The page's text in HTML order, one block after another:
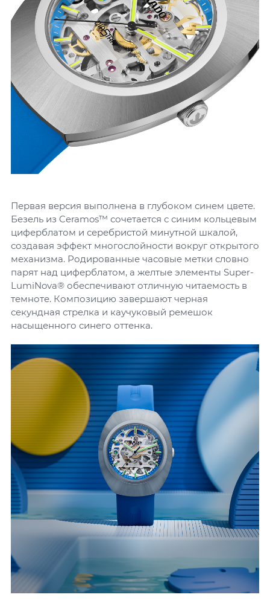
Первая версия выполнена в глубоком синем цвете.
Безель из Ceramos™ сочетается с синим кольцевым
циферблатом и серебристой минутной шкалой,
создавая эффект многослойности вокруг открытого
механизма. Родированные часовые метки словно
парят над циферблатом, а желтые элементы Super-
LumiNova® обеспечивают отличную читаемость в
темноте. Композицию завершают черная
секундная стрелка и каучуковый ремешок
насыщенного синего оттенка.